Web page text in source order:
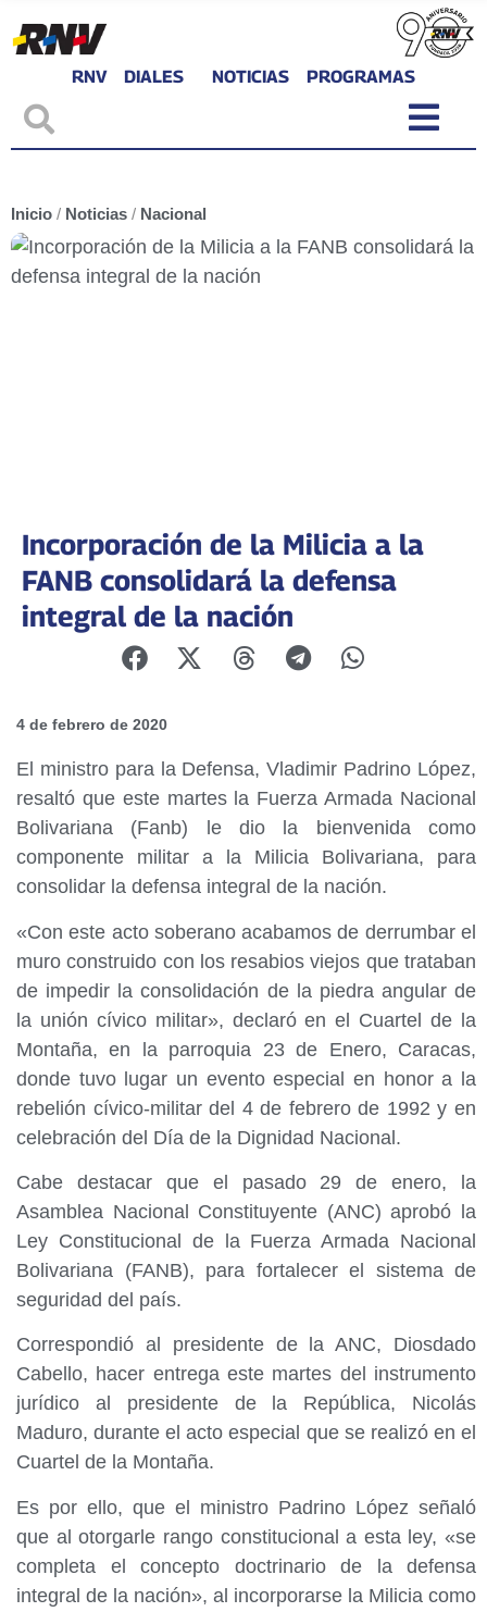
RNV DIALES NOTICIAS PROGRAMAS
Inicio / Noticias / Nacional
Incorporación de la Milicia a la
FANB consolidará la defensa
integral de la nación
4 de febrero de 2020
El ministro para la Defensa, Vladimir Padrino López,
resaltó que este martes la Fuerza Armada Nacional
Bolivariana (Fanb) le dio la bienvenida como
componente militar a la Milicia Bolivariana, para
consolidar la defensa integral de la nación.
«Con este acto soberano acabamos de derrumbar el
muro construido con los resabios viejos que trataban
de impedir la consolidación de la piedra angular de
la unión cívico militar», declaró en el Cuartel de la
Montaña, en la parroquia 23 de Enero, Caracas,
donde tuvo lugar un evento especial en honor a la
rebelión cívico-militar del 4 de febrero de 1992 y en
celebración del Día de la Dignidad Nacional.
Cabe destacar que el pasado 29 de enero, la
Asamblea Nacional Constituyente (ANC) aprobó la
Ley Constitucional de la Fuerza Armada Nacional
Bolivariana (FANB), para fortalecer el sistema de
seguridad del país.
Correspondió al presidente de la ANC, Diosdado
Cabello, hacer entrega este martes del instrumento
jurídico al presidente de la República, Nicolás
Maduro, durante el acto especial que se realizó en el
Cuartel de la Montaña.
Es por ello, que el ministro Padrino López señaló
que al otorgarle rango constitucional a esta ley, «se
completa el concepto doctrinario de la defensa
integral de la nación», al incorporarse la Milicia como